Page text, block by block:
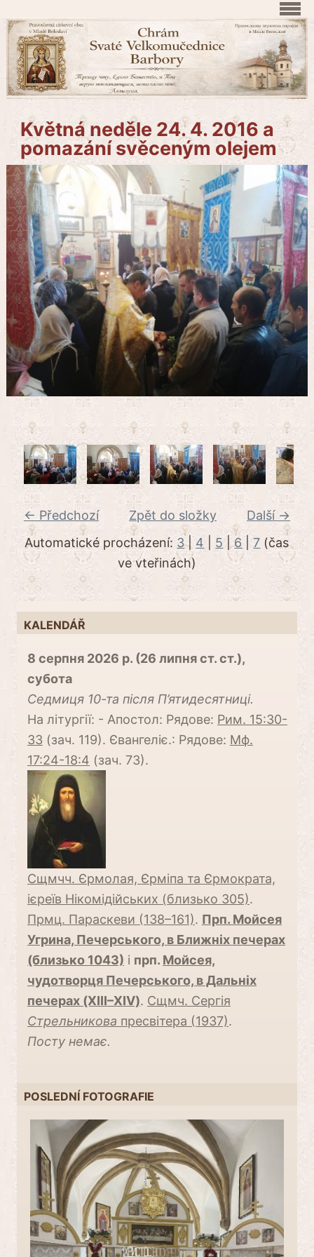
Květná neděle 24. 4. 2016 a
pomazání svěceným olejem
← Předchozí Další →
Zpět do složky
Automatické procházení: 3| 4 5 |6 |7 (čas
ve vteřinách)
KALENDÁŘ
8 серпня 2026 р. (26 липня ст. ст.),
субота
Cедмиця 10-та після П’ятидесятниці.
На літургії: - Апостол: Рядове: Рим. 15:30-
33 (зач. 119). Євангеліє.: Рядове: Мф.
17:24-18:4 (зач. 73).
Сщмчч. Єрмолая, Єрміпа та Єрмократа,
ієреїв Нікомідійських (близько 305).
Прмц. Параскеви (138–161). Прп. Мойсея
Угрина, Печерського, в Ближніх печерах
(близько 1043) і прп. Мойсея,
чудотворця Печерського, в Дальніх
печерах (XIII–XIV). Сщмч. Сергія
Стрельникова пресвітера (1937).
Посту немає.
POSLEDNÍ FOTOGRAFIE